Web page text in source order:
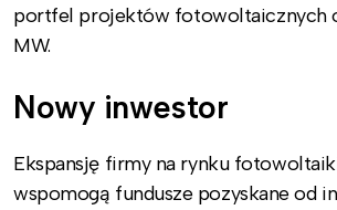
portfel projektów fotowoltaicznych
MW.
Nowy inwestor
Ekspansję firmy na rynku
wspomogą fundusze pozyskane od